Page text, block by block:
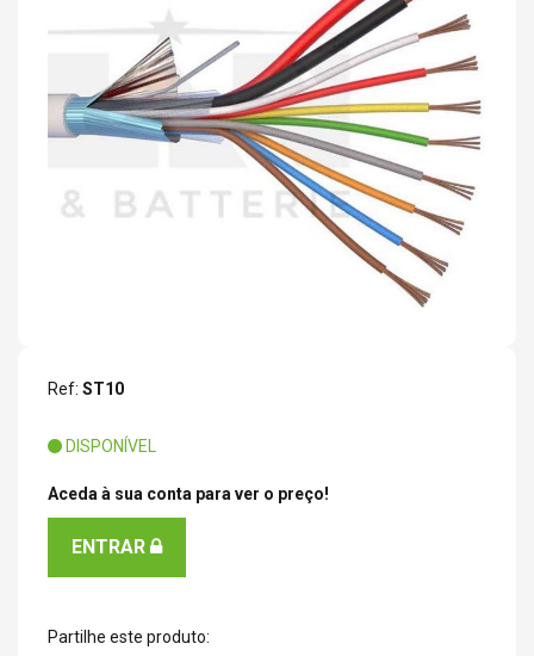
Ref: ST10
DISPONÍVEL
Aceda à sua conta para ver o preço!
ENTRAR
Partilhe este produto: